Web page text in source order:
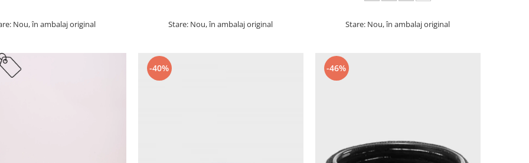
Nou, în ambalaj original Stare: Nou, în ambalaj original Stare: Nou, în ambalaj original
-40% -46%